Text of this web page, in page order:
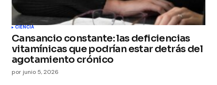
Submit Comment
CIENCIA
Cansancio constante: las deficiencias
vitamínicas que podrían estar detrás del
agotamiento crónico
por junio 5, 2026